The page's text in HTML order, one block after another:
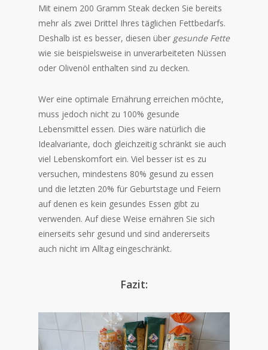
Mit einem 200 Gramm Steak decken Sie bereits
mehr als zwei Drittel Ihres täglichen Fettbedarfs.
Deshalb ist es besser, diesen über gesunde Fette
wie sie beispielsweise in unverarbeiteten Nüssen
oder Olivenöl enthalten sind zu decken.
Wer eine optimale Ernährung erreichen möchte,
muss jedoch nicht zu 100% gesunde
Lebensmittel essen. Dies wäre natürlich die
Idealvariante, doch gleichzeitig schränkt sie auch
viel Lebenskomfort ein. Viel besser ist es zu
versuchen, mindestens 80% gesund zu essen
und die letzten 20% für Geburtstage und Feiern
auf denen es kein gesundes Essen gibt zu
verwenden. Auf diese Weise ernähren Sie sich
einerseits sehr gesund und sind andererseits
auch nicht im Alltag eingeschränkt.
Fazit: